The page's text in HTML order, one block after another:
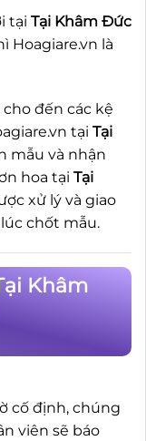
tại Tại Khâm Đức
Hoagiare.vn là
đến các kệ
tại Tại
mẫu và nhận
hoa tại Tại
xử lý và giao
chốt mẫu.
Khâm
cố định, chúng
viên sẽ báo